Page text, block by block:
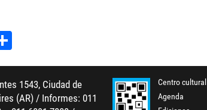
1543, Ciudad de
(AR) / Informes: 011
Centro cultural
Agenda